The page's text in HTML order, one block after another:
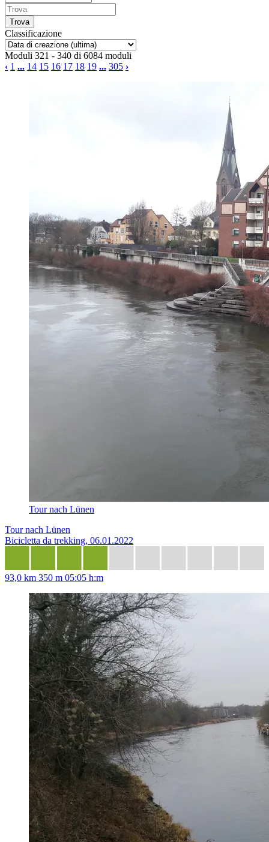
Classificazione
Moduli 321 - 340 di 6084 moduli
‹ 1 ... 14 15 16 17 18 19 ... 305 ›
Tour nach Lünen
Tour nach Lünen
Bicicletta da trekking, 06.01.2022
93,0 km 350 m 05:05 h:m